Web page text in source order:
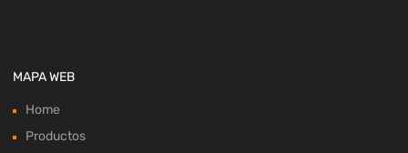
MAPA WEB
Home
Productos